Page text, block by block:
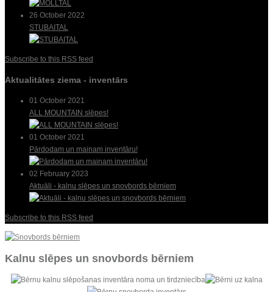
26 October 2022
STUBAITAL
Subscribe to this RSS feed
Aktualitātes ziema - inventārs
01 October 2021
ALL MOUNTAIN slēpes!
01 October 2021
Pārdodam un mainam inventāru!
02 February 2023
Aktuāli - kalnu slēpes un snovbords bērniem
Subscribe to this RSS feed
Kalnu slēpes un snovbords bērniem